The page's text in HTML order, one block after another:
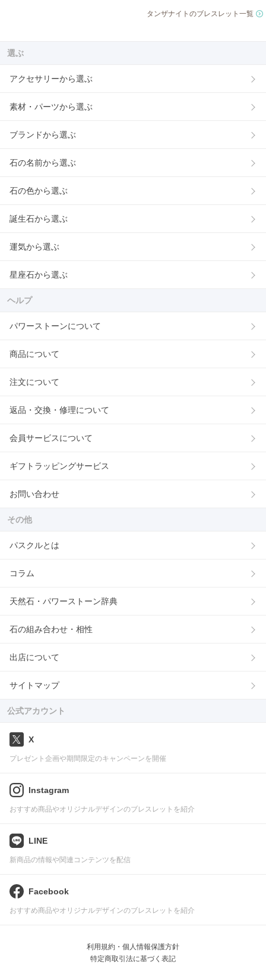
タンザナイトのブレスレット一覧
選ぶ
アクセサリーから選ぶ
素材・パーツから選ぶ
ブランドから選ぶ
石の名前から選ぶ
石の色から選ぶ
誕生石から選ぶ
運気から選ぶ
星座石から選ぶ
ヘルプ
パワーストーンについて
商品について
注文について
返品・交換・修理について
会員サービスについて
ギフトラッピングサービス
お問い合わせ
その他
パスクルとは
コラム
天然石・パワーストーン辞典
石の組み合わせ・相性
出店について
サイトマップ
公式アカウント
X
プレゼント企画や期間限定のキャンペーンを開催
Instagram
おすすめ商品やオリジナルデザインのブレスレットを紹介
LINE
新商品の情報や関連コンテンツを配信
Facebook
おすすめ商品やオリジナルデザインのブレスレットを紹介
利用規約・個人情報保護方針
特定商取引法に基づく表記